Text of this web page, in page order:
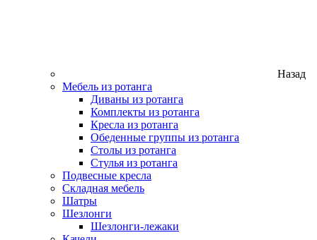
Назад
Мебель из ротанга
Диваны из ротанга
Комплекты из ротанга
Кресла из ротанга
Обеденные группы из ротанга
Столы из ротанга
Стулья из ротанга
Подвесные кресла
Складная мебель
Шатры
Шезлонги
Шезлонги-лежаки